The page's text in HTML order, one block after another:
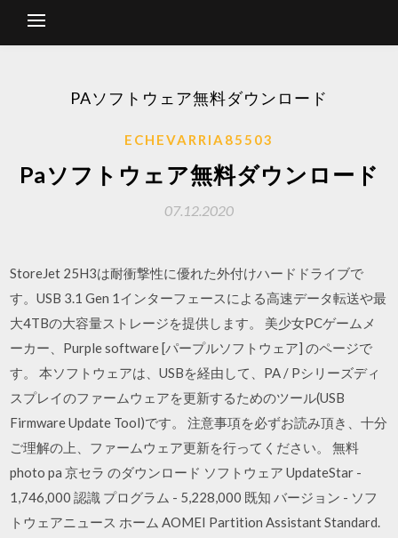
PAソフトウェア無料ダウンロード
ECHEVARRIA85503
Paソフトウェア無料ダウンロード
07.12.2020
StoreJet 25H3は耐衝撃性に優れた外付けハードドライブで
す。USB 3.1 Gen 1インターフェースによる高速データ転送や最
大4TBの大容量ストレージを提供します。 美少女PCゲームメ
ーカー、Purple software [パープルソフトウェア] のページで
す。 本ソフトウェアは、USBを経由して、PA / Pシリーズディ
スプレイのファームウェアを更新するためのツール(USB
Firmware Update Tool)です。 注意事項を必ずお読み頂き、十分
ご理解の上、ファームウェア更新を行ってください。 無料
photo pa 京セラ のダウンロード ソフトウェア UpdateStar -
1,746,000 認識 プログラム - 5,228,000 既知 バージョン - ソフ
トウェアニュース ホーム AOMEI Partition Assistant Standard.